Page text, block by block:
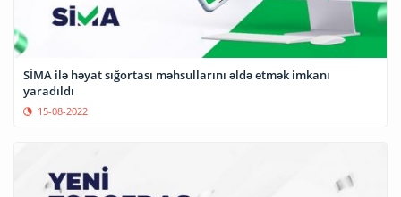
SİMA ilə həyat sığortası məhsullarını əldə etmək imkanı
yaradıldı
15-08-2022